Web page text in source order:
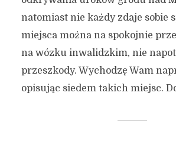
natomiast nie każdy zdaje sobie
miejsca można na spokojnie
na wózku inwalidzkim, nie
przeszkody. Wychodzę Wam
opisując siedem takich miejsc.